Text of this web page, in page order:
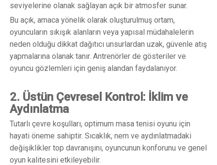
seviyelerine olanak sağlayan açık bir atmosfer sunar.
Bu açık, amaca yönelik olarak oluşturulmuş ortam,
oyuncuların sıkışık alanların veya yapısal müdahalelerin
neden olduğu dikkat dağıtıcı unsurlardan uzak, güvenle atış
yapmalarına olanak tanır. Antrenörler de gösteriler ve
oyuncu gözlemleri için geniş alandan faydalanıyor.
2. Üstün Çevresel Kontrol: İklimve
Aydınlatma
Tutarlı çevre koşulları, optimum masa tenisi oyunu için
hayati öneme sahiptir. Sıcaklık, nem ve aydınlatmadaki
değişiklikler top davranışını, oyuncunun konforunu ve genel
oyun kalitesini etkileyebilir.